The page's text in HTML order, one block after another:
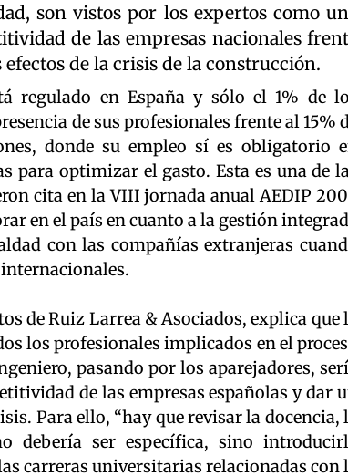
son vistos por los expertos como
de las empresas nacionales
de la crisis de la construcción.
regulado en España y sólo el 1% de
de sus profesionales frente al 15%
donde su empleo sí es obligatorio
para optimizar el gasto. Esta es una de
cita en la VIII jornada anual AEDIP
en el país en cuanto a la gestión
con las compañías extranjeras
de Ruiz Larrea & Asociados, explica que
los profesionales implicados en el
pasando por los aparejadores,
de las empresas españolas y dar
Para ello, “hay que revisar la docencia,
debería ser específica, sino
carreras universitarias relacionadas con